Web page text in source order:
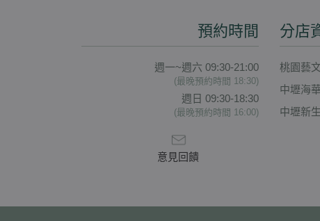
分店
桃園藝
中壢海
中壢新
預約時間
週一~週六 09:30-21:00
(最晚預約時間 18:30)
週日 09:30-18:30
(最晚預約時間 16:00)
意見回饋